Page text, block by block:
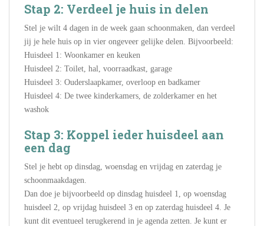
Stap 2: Verdeel je huis in delen
Stel je wilt 4 dagen in de week gaan schoonmaken, dan verdeel
jij je hele huis op in vier ongeveer gelijke delen. Bijvoorbeeld:
Huisdeel 1: Woonkamer en keuken
Huisdeel 2: Toilet, hal, voorraadkast, garage
Huisdeel 3: Ouderslaapkamer, overloop en badkamer
Huisdeel 4: De twee kinderkamers, de zolderkamer en het
washok
Stap 3: Koppel ieder huisdeel aan
een dag
Stel je hebt op dinsdag, woensdag en vrijdag en zaterdag je
schoonmaakdagen.
Dan doe je bijvoorbeeld op dinsdag huisdeel 1, op woensdag
huisdeel 2, op vrijdag huisdeel 3 en op zaterdag huisdeel 4. Je
kunt dit eventueel terugkerend in je agenda zetten. Je kunt er